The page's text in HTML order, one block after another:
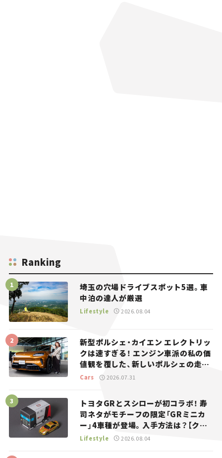
Ranking
埼玉の穴場ドライブスポット5選。車
中泊の達人が厳選
Lifestyle 2026.08.04
新型ポルシェ・カイエン エレクトリッ
クは速すぎる！ エンジン車派の私の価
値観を覆した、新しいポルシェの走
り。
Cars 2026.07.31
トヨタGRとスシローが初コラボ！ 寿
司ネタがモチーフの限定「GRミニカ
ー」4車種が登場。入手方法は？【クル
マとホビー】
Lifestyle 2026.08.04